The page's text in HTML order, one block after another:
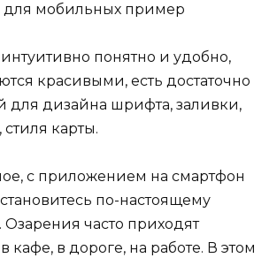
понятно и удобно,
красивыми, есть достаточно
для дизайна шрифта, заливки,
карты.
с приложением на смартфон
по-настоящему
часто приходят
кафе, в дороге, на работе. В этом